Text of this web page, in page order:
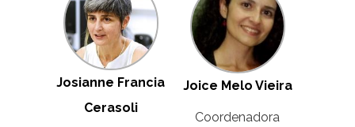
Josianne Francia
Cerasoli
Joice Melo Vieira
Coordenadora